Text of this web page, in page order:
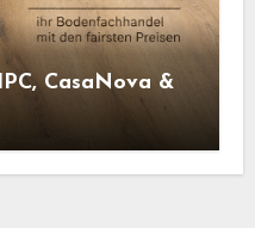
CasaNova &